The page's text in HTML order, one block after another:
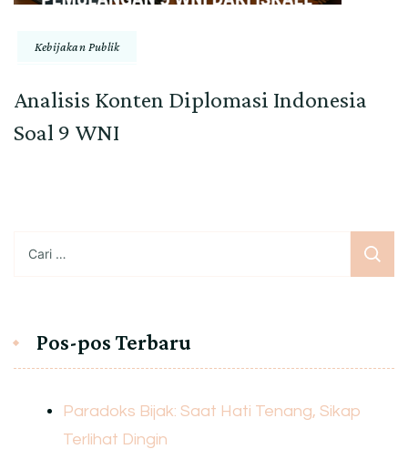
Kebijakan Publik
Analisis Konten Diplomasi Indonesia
Soal 9 WNI
untuk:
Pos-pos Terbaru
Paradoks Bijak: Saat Hati Tenang, Sikap
Terlihat Dingin